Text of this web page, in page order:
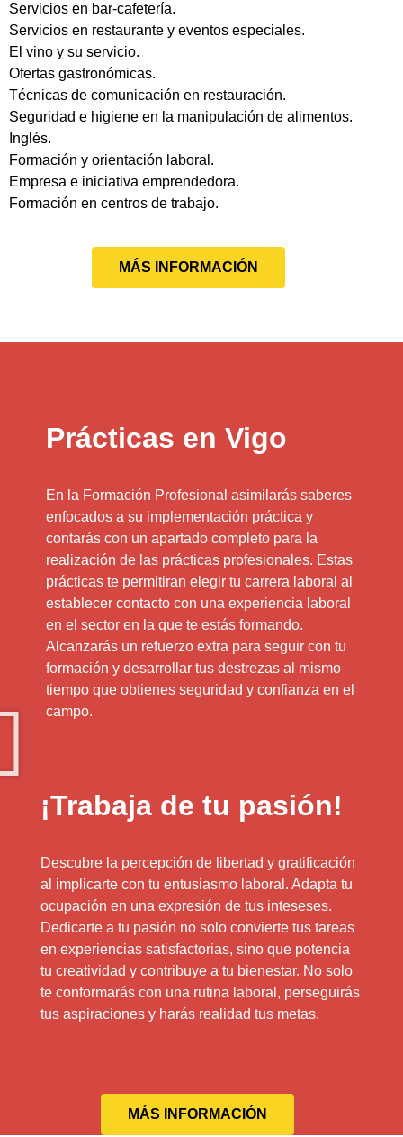
Servicios en bar-cafetería.
Servicios en restaurante y eventos especiales.
El vino y su servicio.
Ofertas gastronómicas.
Técnicas de comunicación en restauración.
Seguridad e higiene en la manipulación de alimentos.
Inglés.
Formación y orientación laboral.
Empresa e iniciativa emprendedora.
Formación en centros de trabajo.
MÁS INFORMACIÓN
Prácticas en Vigo
En la Formación Profesional asimilarás saberes
enfocados a su implementación práctica y
contarás con un apartado completo para la
realización de las prácticas profesionales. Estas
prácticas te permitiran elegir tu carrera laboral al
establecer contacto con una experiencia laboral
en el sector en la que te estás formando.
Alcanzarás un refuerzo extra para seguir con tu
formación y desarrollar tus destrezas al mismo
tiempo que obtienes seguridad y confianza en el
campo.
¡Trabaja de tu pasión!
Descubre la percepción de libertad y gratificación
al implicarte con tu entusiasmo laboral. Adapta tu
ocupación en una expresión de tus inteseses.
Dedicarte a tu pasión no solo convierte tus tareas
en experiencias satisfactorias, sino que potencia
tu creatividad y contribuye a tu bienestar. No solo
te conformarás con una rutina laboral, perseguirás
tus aspiraciones y harás realidad tus metas.
MÁS INFORMACIÓN